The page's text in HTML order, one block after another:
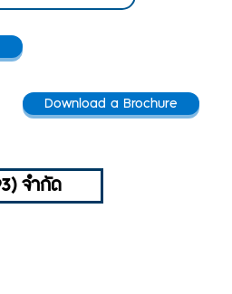
Download a Brochure
จำกัด